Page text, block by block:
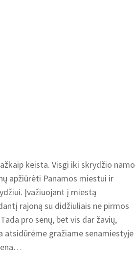
keista. Visgi iki skrydžio namo
apžiūrėti Panamos miestui ir
Įvažiuojant į miestą
rajoną su didžiuliais ne pirmos
pro senų, bet vis dar žavių,
atsidūrėme gražiame senamiestyje